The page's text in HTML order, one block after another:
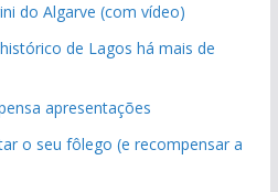
do Algarve (com vídeo)
de Lagos há mais de
apresentações
o seu fôlego (e recompensar a